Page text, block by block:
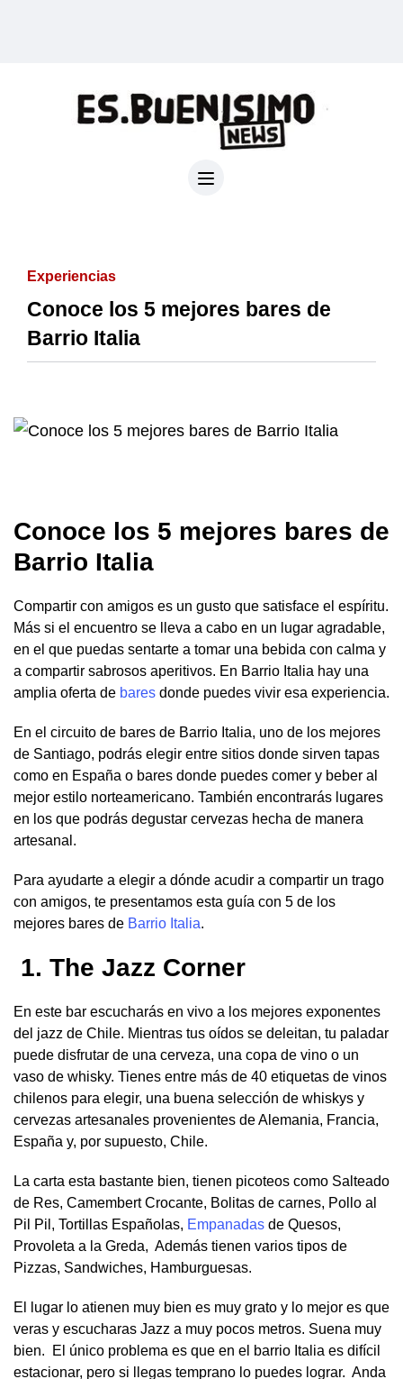
Experiencias
Conoce los 5 mejores bares de
Barrio Italia
Conoce los 5 mejores bares de
Barrio Italia
Compartir con amigos es un gusto que satisface el espíritu.
Más si el encuentro se lleva a cabo en un lugar agradable,
en el que puedas sentarte a tomar una bebida con calma y
a compartir sabrosos aperitivos. En Barrio Italia hay una
amplia oferta de bares donde puedes vivir esa experiencia.
En el circuito de bares de Barrio Italia, uno de los mejores
de Santiago, podrás elegir entre sitios donde sirven tapas
como en España o bares donde puedes comer y beber al
mejor estilo norteamericano. También encontrarás lugares
en los que podrás degustar cervezas hecha de manera
artesanal.
Para ayudarte a elegir a dónde acudir a compartir un trago
con amigos, te presentamos esta guía con 5 de los
mejores bares de Barrio Italia.
1. The Jazz Corner
En este bar escucharás en vivo a los mejores exponentes
del jazz de Chile. Mientras tus oídos se deleitan, tu paladar
puede disfrutar de una cerveza, una copa de vino o un
vaso de whisky. Tienes entre más de 40 etiquetas de vinos
chilenos para elegir, una buena selección de whiskys y
cervezas artesanales provenientes de Alemania, Francia,
España y, por supuesto, Chile.
La carta esta bastante bien, tienen picoteos como Salteado
de Res, Camembert Crocante, Bolitas de carnes, Pollo al
Pil Pil, Tortillas Españolas, Empanadas de Quesos,
Provoleta a la Greda, Además tienen varios tipos de
Pizzas, Sandwiches, Hamburguesas.
El lugar lo atienen muy bien es muy grato y lo mejor es que
veras y escucharas Jazz a muy pocos metros. Suena muy
bien. El único problema es que en el barrio Italia es difícil
estacionar, pero si llegas temprano lo puedes lograr. Anda